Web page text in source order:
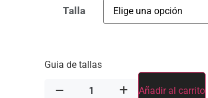
Talla
Guia de tallas
Añadir al carrito